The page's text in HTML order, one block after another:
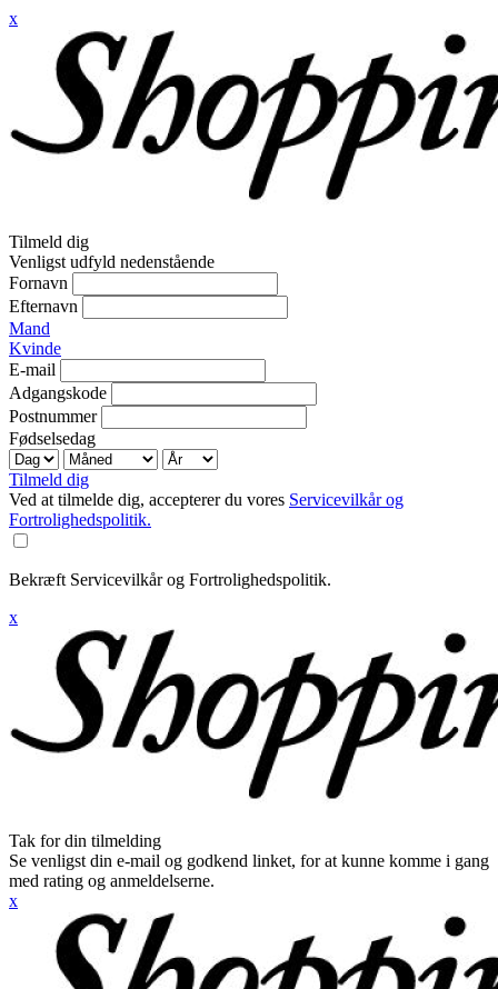
x
Tilmeld dig
Venligst udfyld nedenstående
Fornavn
Efternavn
Mand
Kvinde
E-mail
Adgangskode
Postnummer
Fødselsedag
Tilmeld dig
Ved at tilmelde dig, accepterer du vores Servicevilkår og
Fortrolighedspolitik.
Bekræft Servicevilkår og Fortrolighedspolitik.
x
Tak for din tilmelding
Se venligst din e-mail og godkend linket, for at kunne komme i gang
med rating og anmeldelserne.
x